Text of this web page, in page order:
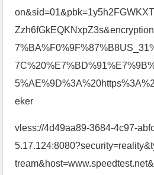
eker
vless://4d49aa89-3684-4c97-